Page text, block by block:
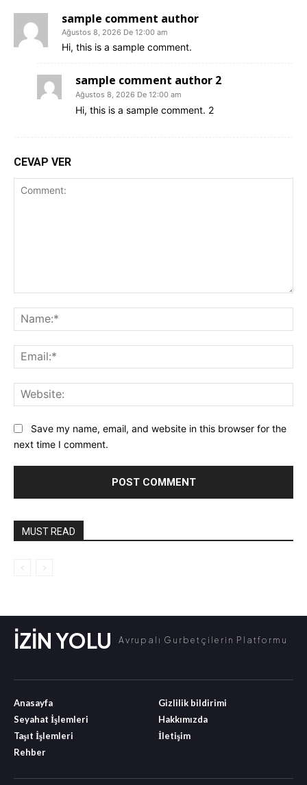
sample comment author
Ağustos 8, 2026 De 12:00 am
Hi, this is a sample comment.
sample comment author 2
Ağustos 8, 2026 De 12:00 am
Hi, this is a sample comment. 2
CEVAP VER
Save my name, email, and website in this browser for the
next time I comment.
MUST READ
İZİN YOLU Avrupalı Gurbetçilerin Platformu
Anasayfa
Seyahat İşlemleri
Taşıt İşlemleri
Rehber
Gizlilik bildirimi
Hakkımızda
İletişim